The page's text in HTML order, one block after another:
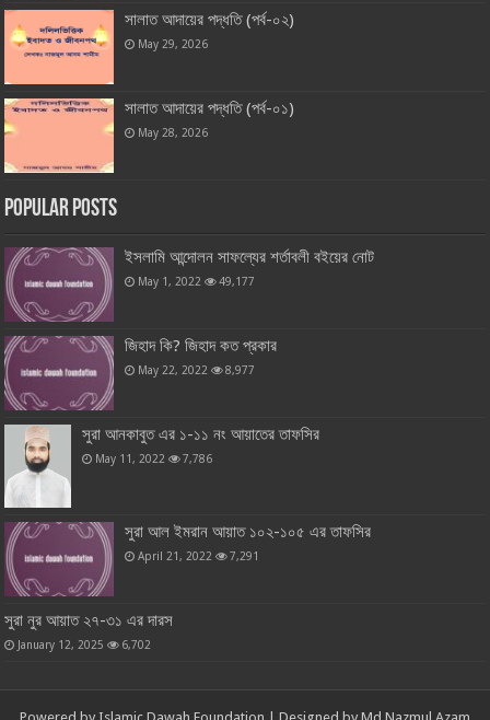
সালাত আদায়ের পদ্ধতি (পর্ব-০২)
May 29, 2026
সালাত আদায়ের পদ্ধতি (পর্ব-০১)
May 28, 2026
Popular Posts
ইসলামি আন্দোলন সাফল্যের শর্তাবলী বইয়ের নোট
May 1, 2022 49,177
জিহাদ কি? জিহাদ কত প্রকার
May 22, 2022 8,977
সুরা আনকাবুত এর ১-১১ নং আয়াতের তাফসির
May 11, 2022 7,786
সুরা আল ইমরান আয়াত ১০২-১০৫ এর তাফসির
April 21, 2022 7,291
সুরা নুর আয়াত ২৭-৩১ এর দারস
January 12, 2025 6,702